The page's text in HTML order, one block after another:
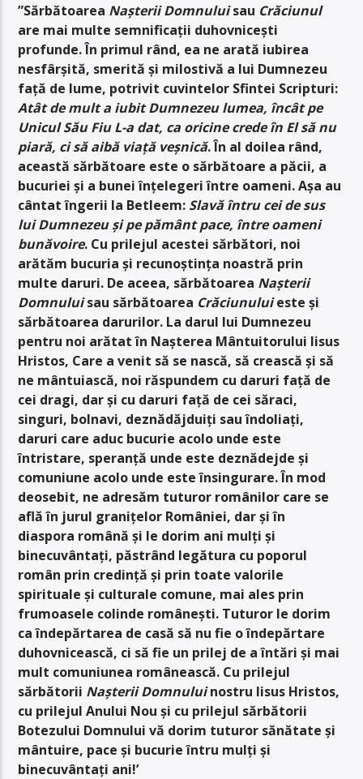
”Sărbătoarea Nașterii Domnuluisau Crăciunul
are mai multe semnificații duhovnicești
profunde. În primul rând, ea ne arată iubirea
nesfârșită, smerită și milostivă a lui Dumnezeu
față de lume, potrivit cuvintelor Sfintei Scripturi:
Atât de mult a iubit Dumnezeu lumea, încât pe
Unicul Său Fiu L-a dat, ca oricine crede în El să nu
piară, ci să aibă viață veșnică. În al doilea rând,
această sărbătoare este o sărbătoare a păcii, a
bucuriei și a bunei înțelegeri între oameni. Așa au
cântat îngerii la Betleem: Slavă întru cei de sus
lui Dumnezeu și pe pământ pace, între oameni
bunăvoire. Cu prilejul acestei sărbători, noi
arătăm bucuria și recunoștința noastră prin
multe daruri. De aceea, sărbătoarea Nașterii
Domnuluisau sărbătoarea Crăciunuluieste și
sărbătoarea darurilor. La darul lui Dumnezeu
pentru noi arătat în Nașterea Mântuitorului Iisus
Hristos, Care a venit să se nască, să crească și să
ne mântuiască, noi răspundem cu daruri față de
cei dragi, dar și cu daruri față de cei săraci,
singuri, bolnavi, deznădăjduiți sau îndoliați,
daruri care aduc bucurie acolo unde este
întristare, speranță unde este deznădejde și
comuniune acolo unde este însingurare. În mod
deosebit, ne adresăm tuturor românilor care se
află în jurul granițelor României, dar și în
diaspora română și le dorim ani mulți și
binecuvântați, păstrând legătura cu poporul
român prin credință și prin toate valorile
spirituale și culturale comune, mai ales prin
frumoasele colinde românești. Tuturor le dorim
ca îndepărtarea de casă să nu fie o îndepărtare
duhovnicească, ci să fie un prilej de a întări și mai
mult comuniunea românească. Cu prilejul
sărbătorii Nașterii Domnuluinostru Iisus Hristos,
cu prilejul Anului Nou și cu prilejul sărbătorii
Botezului Domnului vă dorim tuturor sănătate și
mântuire, pace și bucurie întru mulți și
binecuvântați ani!’